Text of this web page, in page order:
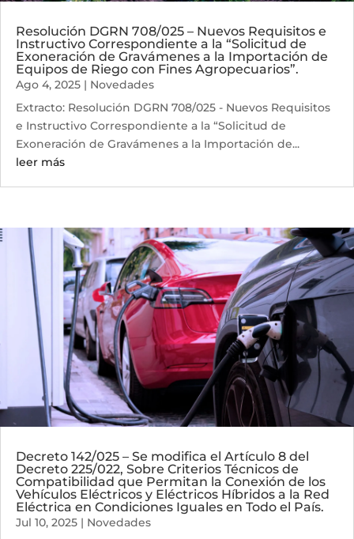
Resolución DGRN 708/025 – Nuevos Requisitos e
Instructivo Correspondiente a la “Solicitud de
Exoneración de Gravámenes a la Importación de
Equipos de Riego con Fines Agropecuarios”.
Ago 4, 2025 | Novedades
Extracto: Resolución DGRN 708/025 - Nuevos Requisitos
e Instructivo Correspondiente a la “Solicitud de
Exoneración de Gravámenes a la Importación de...
leer más
Decreto 142/025 – Se modifica el Artículo 8 del
Decreto 225/022, Sobre Criterios Técnicos de
Compatibilidad que Permitan la Conexión de los
Vehículos Eléctricos y Eléctricos Híbridos a la Red
Eléctrica en Condiciones Iguales en Todo el País.
Jul 10, 2025 | Novedades